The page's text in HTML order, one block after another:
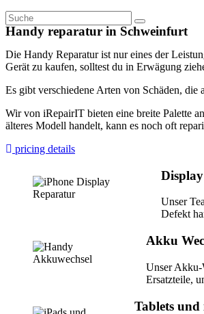
Handy reparatur in Schweinfurt
Die Handy Reparatur ist nur eines der
Gerät zu kaufen, solltest du in Erwägung
Es gibt verschiedene Arten von Schäden,
Wir von iRepairIT bieten eine breite Palette
älteres Modell handelt, kann es noch oft
pricing details
Unser
Defekt
Akku
Unser Akku-
Ersatzteile,
Tablets und